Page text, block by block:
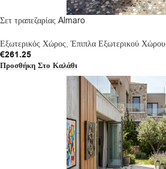
Σετ τραπεζαρίας Almaro
Εξωτερικός Χώρος, Έπιπλα Εξωτερικού Χώρου
€261.25
Προσθήκη Στο Καλάθι